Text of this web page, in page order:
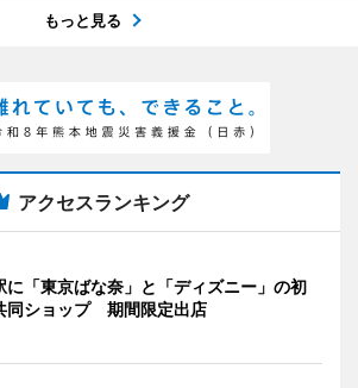
もっと見る
アクセスランキング
に「東京ばな奈」と「ディズニー」の初
同ショップ 期間限定出店